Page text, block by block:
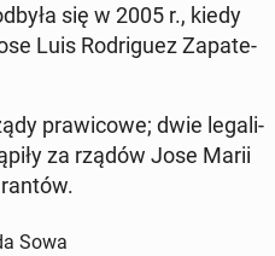
się w 2005 r., kiedy
Luis Ro­dri­gu­ez Za­pa­te­
pra­wi­co­we; dwie le­ga­li­
za rządów Jose Marii
Sowa